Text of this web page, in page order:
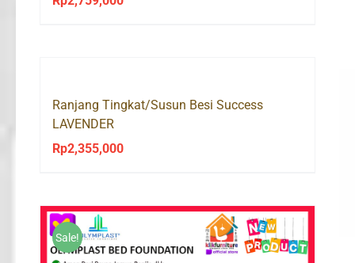
Ranjang Tingkat/Susun Besi Success
LAVENDER
Rp2,355,000
Sale!